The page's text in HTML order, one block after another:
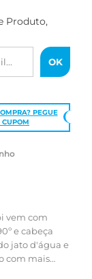
Produto,
PEGUE
CUPOM
vem com
e cabeça
jato d'água e
com mais
proporciona